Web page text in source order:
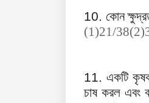
10. কোন
(1)21/
11.একটি
চাষ করল এবং